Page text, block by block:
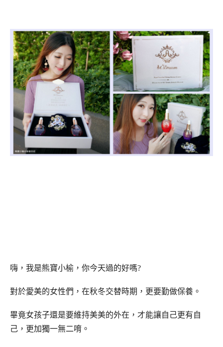
嗨，我是熊寶小榆，你今天過的好嗎?
對於愛美的女性們，在秋冬交替時期，更要勤做保養。
畢竟女孩子還是要維持美美的外在，才能讓自己更有自
己，更加獨一無二唷。